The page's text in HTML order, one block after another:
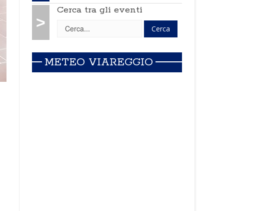
>
Cerca tra gli eventi
METEO VIAREGGIO